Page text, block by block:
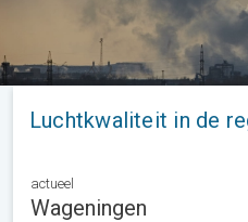
Luchtkwaliteit in de
actueel
Wageningen